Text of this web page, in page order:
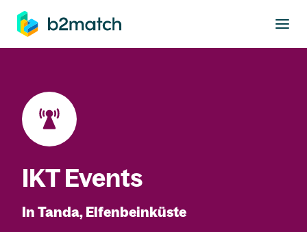
springen
IKT Events
In Tanda, Elfenbeinküste